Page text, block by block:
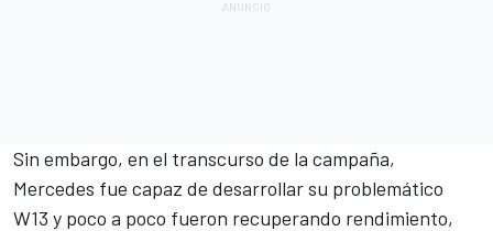
Sin embargo, en el transcurso de la campaña,
Mercedes fue capaz de desarrollar su problemático
W13 y poco a poco fueron recuperando rendimiento,